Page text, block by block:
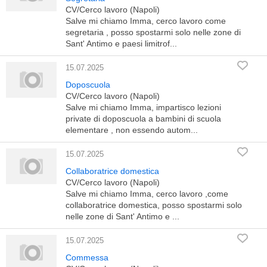
CV/Cerco lavoro (Napoli)
Salve mi chiamo Imma, cerco lavoro come
segretaria , posso spostarmi solo nelle zone di
Sant' Antimo e paesi limitrof...
15.07.2025
Doposcuola
CV/Cerco lavoro (Napoli)
Salve mi chiamo Imma, impartisco lezioni
private di doposcuola a bambini di scuola
elementare , non essendo autom...
15.07.2025
Collaboratrice domestica
CV/Cerco lavoro (Napoli)
Salve mi chiamo Imma, cerco lavoro ,come
collaboratrice domestica, posso spostarmi solo
nelle zone di Sant' Antimo e ...
15.07.2025
Commessa